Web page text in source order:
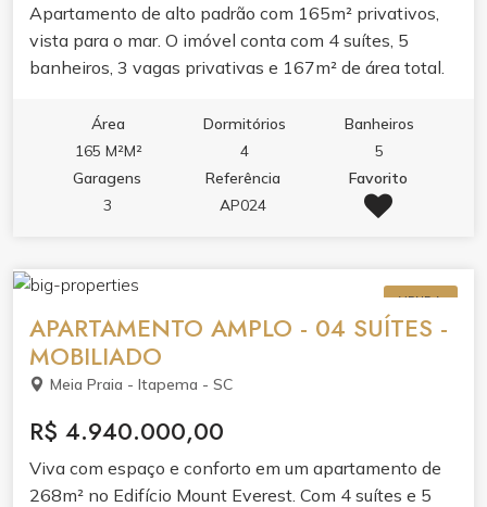
Apartamento de alto padrão com 165m² privativos,
vista para o mar. O imóvel conta com 4 suítes, 5
banheiros, 3 vagas privativas e 167m² de área total.
praticidade no dia a dia. A distribuição dos ambientes
valoriza a vista para o mar e garante privacidade para
toda a família. Ideal para quem busca morar com
qualidade de vida em frente à praia.
Área
165 M²M²
Dormitórios
4
Banheiros
5
Garagens
3
Referência
AP024
Favorito
VENDA
APARTAMENTO AMPLO - 04 SUÍTES -
MOBILIADO
Meia Praia - Itapema - SC
R$ 4.940.000,00
Viva com espaço e conforto em um apartamento de
268m² no Edifício Mount Everest. Com 4 suítes e 5